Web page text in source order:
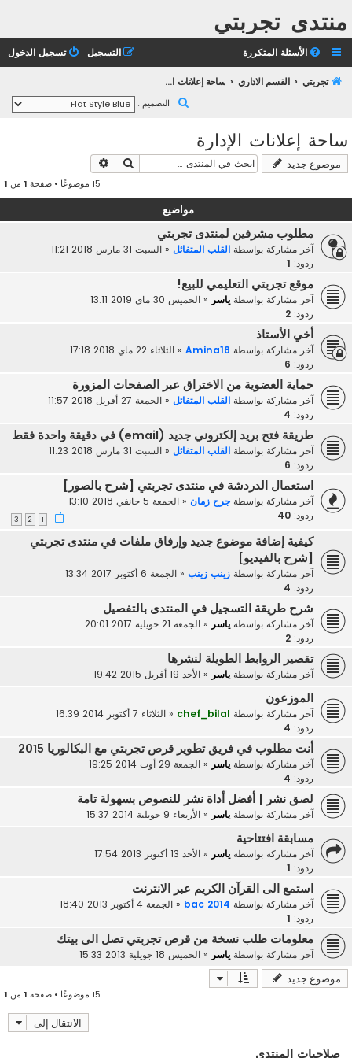
منتدى تجربتي
الأسئلة المتكررة تسجيل الدخول التسجيل
تجربتي القسم الاداري ساحة إعلانات الإدارة
التصميم :
ساحة إعلانات الإدارة
موضوع جديد بحث
15 موضوعًا • صفحة 1 من 1
مواضيع
مطلوب مشرفين لمنتدى تجربتي
آخر مشاركة بواسطة القلب المتفائل « السبت 31 مارس 2018 11:21
ردود: 1
موقع تجربتي التعليمي للبيع!
آخر مشاركة بواسطة ياسر « الخميس 30 ماي 2019 13:11
ردود: 2
أخي الأستاذ
آخر مشاركة بواسطة Amina18
« الثلاثاء 22 ماي 2018 17:18
ردود: 6
حماية العضوية من الاختراق عبر الصفحات المزورة
آخر مشاركة بواسطة القلب المتفائل « الجمعة 27 أفريل 2018 11:57
ردود: 4
طريقة فتح بريد إلكتروني جديد (email) في دقيقة واحدة فقط
آخر مشاركة بواسطة القلب المتفائل « السبت 31 مارس 2018 11:23
ردود: 6
استعمال الدردشة في منتدى تجربتي [شرح بالصور]
آخر مشاركة بواسطة جرح زمان « الجمعة 5 جانفي 2018 13:10
ردود: 40
1
2
3
كيفية إضافة موضوع جديد وإرفاق ملفات في منتدى تجربتي
[شرح بالفيديو]
آخر مشاركة بواسطة زينب زينب « الجمعة 6 أكتوبر 2017 13:34
ردود: 4
شرح طريقة التسجيل في المنتدى بالتفصيل
آخر مشاركة بواسطة ياسر « الجمعة 21 جويلية 2017 20:01
ردود: 2
تقصير الروابط الطويلة لنشرها
آخر مشاركة بواسطة ياسر « الأحد 19 أفريل 2015 19:42
الموزعون
آخر مشاركة بواسطة chef_bilal
« الثلاثاء 7 أكتوبر 2014 16:39
ردود: 4
أنت مطلوب في فريق تطوير قرص تجربتي مع البكالوريا 2015
آخر مشاركة بواسطة ياسر « الجمعة 29 أوت 2014 19:25
ردود: 4
لصق نشر | أفضل أداة نشر للنصوص بسهولة تامة
آخر مشاركة بواسطة ياسر « الأربعاء 9 جويلية 2014 15:37
مسابقة افتتاحية
آخر مشاركة بواسطة ياسر « الأحد 13 أكتوبر 2013 17:54
ردود: 1
استمع الى القرآن الكريم عبر الانترنت
آخر مشاركة بواسطة bac 2014
« الجمعة 4 أكتوبر 2013 18:40
ردود: 1
معلومات طلب نسخة من قرص تجربتي تصل الى بيتك
آخر مشاركة بواسطة ياسر « الخميس 18 جويلية 2013 15:33
موضوع جديد
15 موضوعًا • صفحة 1 من 1
الانتقال إلى
صلاحيات المنتدى